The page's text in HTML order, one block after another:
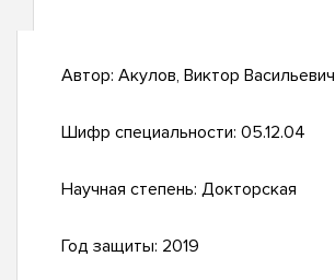
Автор: Акулов, Виктор Васильевич
Шифр специальности: 05.12.04
Научная степень: Докторская
Год защиты: 2019